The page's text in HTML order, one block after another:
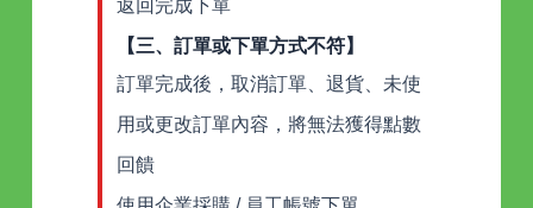
返回完成下單
【三、訂單或下單方式不符】
訂單完成後，取消訂單、退貨、未使
用或更改訂單內容，將無法獲得點數
回饋